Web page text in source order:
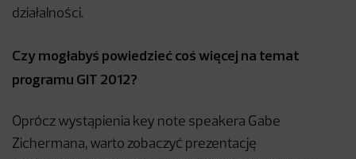
działalności.
Czy mogłabyś powiedzieć coś więcej na temat
programu GIT 2012?
Oprócz wystąpienia key note speakera Gabe
Zichermana, warto zobaczyć prezentację